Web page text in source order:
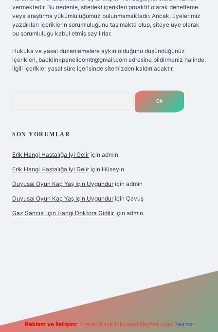
vermektedir. Bu nedenle, sitedeki içerikleri proaktif olarak denetleme
veya araştırma yükümlülüğümüz bulunmamaktadır. Ancak, üyelerimiz
yazdıkları içeriklerin sorumluluğunu taşımakta olup, siteye üye olarak
bu sorumluluğu kabul etmiş sayılırlar.
Hukuka ve yasal düzenlemelere aykırı olduğunu düşündüğünüz
içerikleri, backlinkpanelicomtr@gmail.com adresine bildirmeniz halinde,
ilgili içerikler yasal süre içerisinde sitemizden kaldırılacaktır.
SON YORUMLAR
Erik Hangi Hastalığa Iyi Gelir için admin
Erik Hangi Hastalığa Iyi Gelir için Hüseyin
Duyusal Oyun Kaç Yaş Için Uygundur için admin
Duyusal Oyun Kaç Yaş Için Uygundur için Çavuş
Gaz Sancısı Için Hangi Doktora Gidilir için admin
Reklam ve İletişim: E-mail: backlinkpaneli@gmail.com Teams: